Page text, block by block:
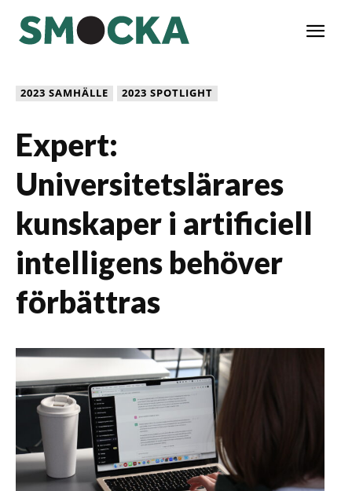
2023 SAMHÄLLE 2023 SPOTLIGHT
Expert:
Universitetslärares
kunskaper i artificiell
intelligens behöver
förbättras